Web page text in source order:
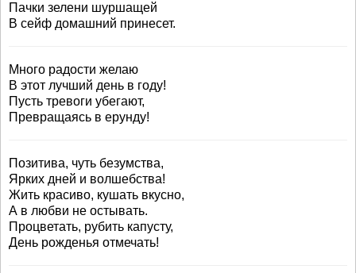
Пачки зелени шуршащей
В сейф домашний принесет.
Много радости желаю
В этот лучший день в году!
Пусть тревоги убегают,
Превращаясь в ерунду!
Позитива, чуть безумства,
Ярких дней и волшебства!
Жить красиво, кушать вкусно,
А в любви не остывать.
Процветать, рубить капусту,
День рожденья отмечать!